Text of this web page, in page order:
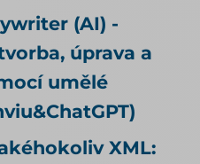
(AI) -
úprava a
umělé
XML: